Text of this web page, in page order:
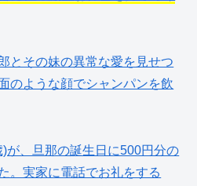
とその妹の異常な愛を見せつ
のような顔でシャンパンを飲
が、旦那の誕生日に500円分の
。実家に電話でお礼をする